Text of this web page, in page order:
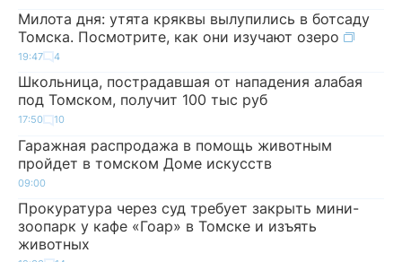
Милота дня: утята кряквы вылупились в ботсаду
Томска. Посмотрите, как они изучают озеро
19:47 4
Школьница, пострадавшая от нападения алабая
под Томском, получит 100 тыс руб
17:50 10
Гаражная распродажа в помощь животным
пройдет в томском Доме искусств
09:00
Прокуратура через суд требует закрыть мини-
зоопарк у кафе «Гоар» в Томске и изъять
животных